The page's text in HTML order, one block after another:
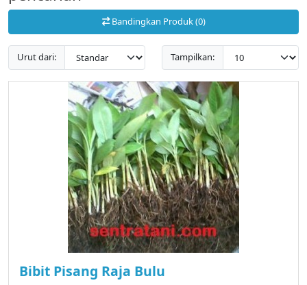
Bandingkan Produk (0)
Urut dari: Tampilkan:
Bibit Pisang Raja Bulu